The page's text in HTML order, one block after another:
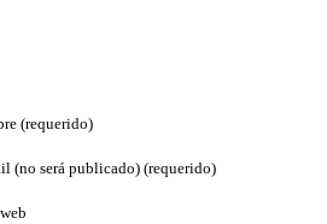
(requerido)
(no será publicado) (requerido)